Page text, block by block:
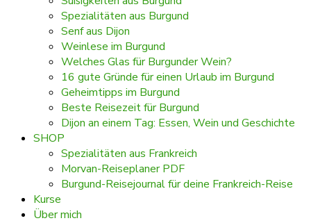
Spezialitäten aus Burgund
Senf aus Dijon
Weinlese im Burgund
Welches Glas für Burgunder Wein?
16 gute Gründe für einen Urlaub im Burgund
Geheimtipps im Burgund
Beste Reisezeit für Burgund
Dijon an einem Tag: Essen, Wein und Geschichte
SHOP
Spezialitäten aus Frankreich
Morvan-Reiseplaner PDF
Burgund-Reisejournal für deine Frankreich-Reise
Kurse
Über mich